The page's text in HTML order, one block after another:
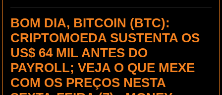
BOM DIA, BITCOIN (BTC):
CRIPTOMOEDA SUSTENTA OS
US$ 64 MIL ANTES DO
PAYROLL; VEJA O QUE MEXE
COM OS PREÇOS NESTA